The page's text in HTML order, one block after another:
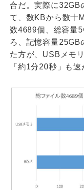
合だ。実際に32GB
て、数KBから数十
数4689個、総容量
ろ、記憶容量25GB
た方が、USBメモ
「約1分20秒」も速